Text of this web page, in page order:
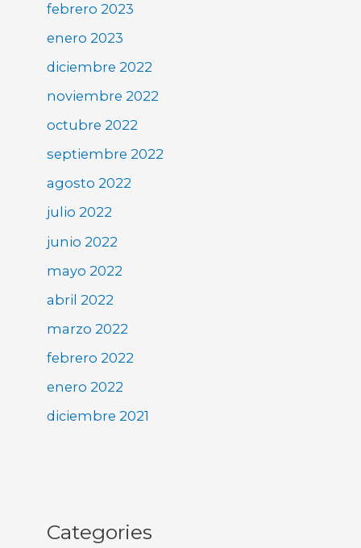
febrero 2023
enero 2023
diciembre 2022
noviembre 2022
octubre 2022
septiembre 2022
agosto 2022
julio 2022
junio 2022
mayo 2022
abril 2022
marzo 2022
febrero 2022
enero 2022
diciembre 2021
Categories